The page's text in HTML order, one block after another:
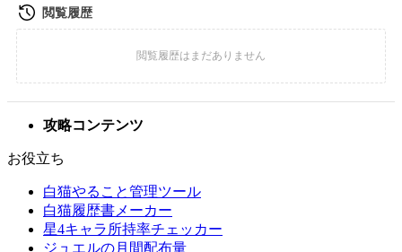
攻略コンテンツ
お役立ち
白猫やること管理ツール
白猫履歴書メーカー
星4キャラ所持率チェッカー
ジュエルの月間配布量